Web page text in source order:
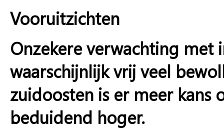
Vooruitzichten
Onzekere verwachting met
waarschijnlijk vrij veel
zuidoosten is er meer
beduidend hoger.